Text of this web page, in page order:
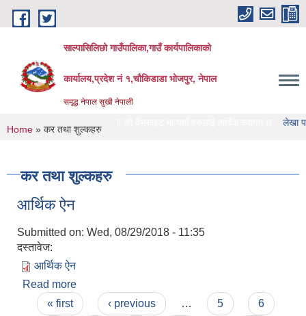
Skip to main content
साल्पासिलिछो गाउँपालिका,गाउँ कार्यपालिकाको
कार्यालय,प्रदेश नं १,चौकिडाडा भोजपुर, नेपाल
समृद्ध नेपाल सुखी नेपाली
लेखा परिक्षण
You are here
Home » कर तथा शुल्कहरु
कर तथा शुल्कहरु
आर्थिक ऐन
Submitted on: Wed, 08/29/2018 - 11:35
दस्तावेज:
आर्थिक ऐन
Read more
Pages
« first ‹ previous … 5
6